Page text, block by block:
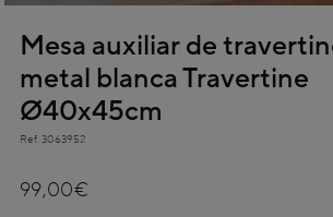
Mesa auxiliar de
metal blanca Travertine
Ø40x45cm
Ref. 3063952
99,00€